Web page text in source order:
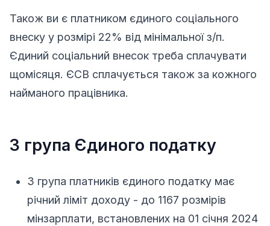
Також ви є платником єдиного соціального
внеску у розмірі 22% від мінімальної з/п.
Єдиний соціальний внесок треба сплачувати
щомісяця. ЄСВ сплачується також за кожного
найманого працівника.
3 група Єдиного податку
3 група платників єдиного податку має
річний ліміт доходу - до 1167 розмірів
мінзарплати, встановлених на 01 січня 2024